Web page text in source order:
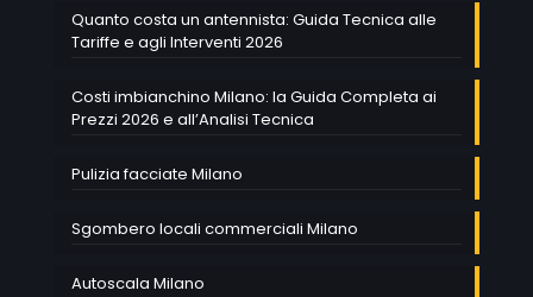
Quanto costa un antennista: Guida Tecnica alle
Tariffe e agli Interventi 2026
Costi imbianchino Milano: la Guida Completa ai
Prezzi 2026 e all’Analisi Tecnica
Pulizia facciate Milano
Sgombero locali commerciali Milano
Autoscala Milano